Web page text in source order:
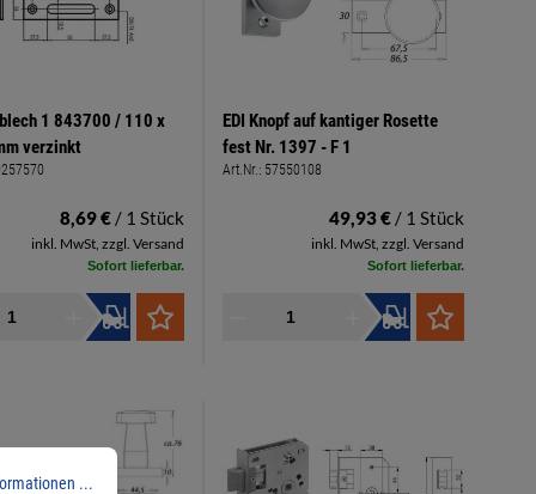
1 843700 / 110 x
verzinkt
8,69 € / 1 Stück
inkl. MwSt, zzgl. Versand
Sofort lieferbar.
EDI Knopf auf kantiger Rosette
fest Nr. 1397 - F 1
Art.Nr.: 57550108
49,93 € / 1 Stück
inkl. MwSt, zzgl. Versand
Sofort lieferbar.
...